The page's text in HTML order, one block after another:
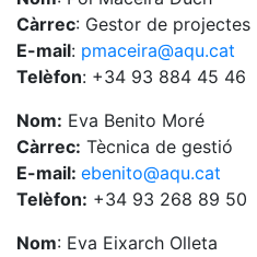
Càrrec: Gestor de projectes
E-mail: pmaceira@aqu.cat
Telèfon: +34 93 884 45 46
Nom: Eva Benito Moré
Càrrec: Tècnica de gestió
E-mail: ebenito@aqu.cat
Telèfon: +34 93 268 89 50
Nom: Eva Eixarch Olleta